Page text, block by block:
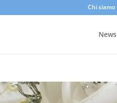
Chi siamo
News